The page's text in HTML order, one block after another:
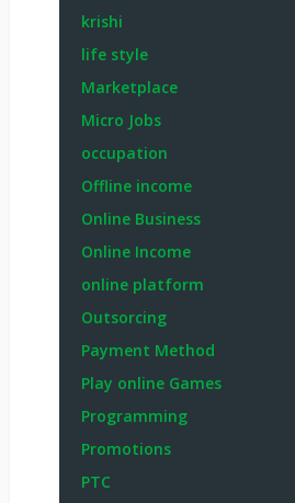
krishi
life style
Marketplace
Micro Jobs
occupation
Offline income
Online Business
Online Income
online platform
Outsorcing
Payment Method
Play online Games
Programming
Promotions
PTC